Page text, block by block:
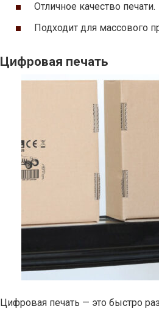
Отличное качество печати.
Подходит для массового
Цифровая печать
Цифровая печать — это быстро